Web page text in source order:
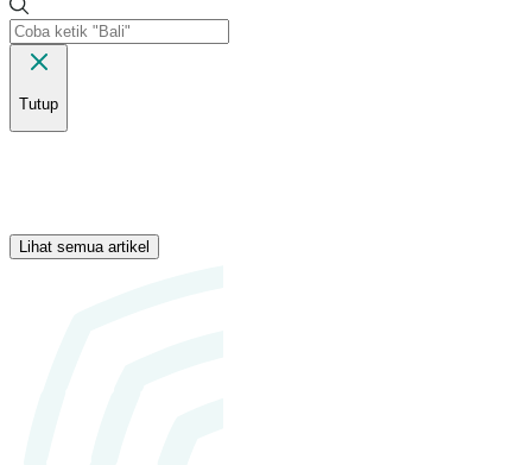
Tutup
Lihat semua artikel